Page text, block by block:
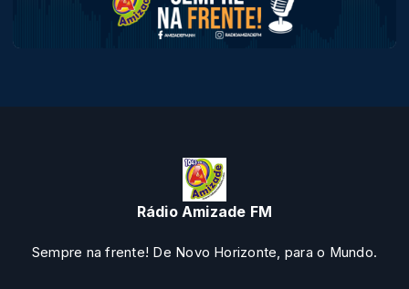
Rádio Amizade FM
Sempre na frente! De Novo Horizonte, para o Mundo.